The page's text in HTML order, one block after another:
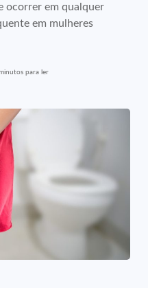
ocorrer em qualquer
em mulheres
para ler